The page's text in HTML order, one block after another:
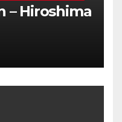
– Hiroshima